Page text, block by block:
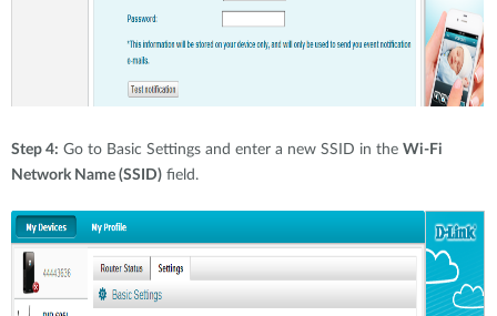
Step 4: Go to Basic Settings and enter a new SSID in the Wi-Fi
Network Name (SSID) field.